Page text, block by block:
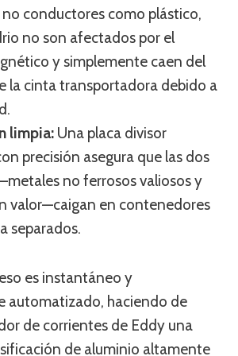
conductores como plástico,
no son afectados por el
y simplemente caen del
la cinta transportadora debido a
limpia: Una placa divisor
precisión asegura que las dos
no ferrosos valiosos y
valor—caigan en contenedores
separados.
es instantáneo y
automatizado, haciendo de
de corrientes de Eddy una
de aluminio altamente